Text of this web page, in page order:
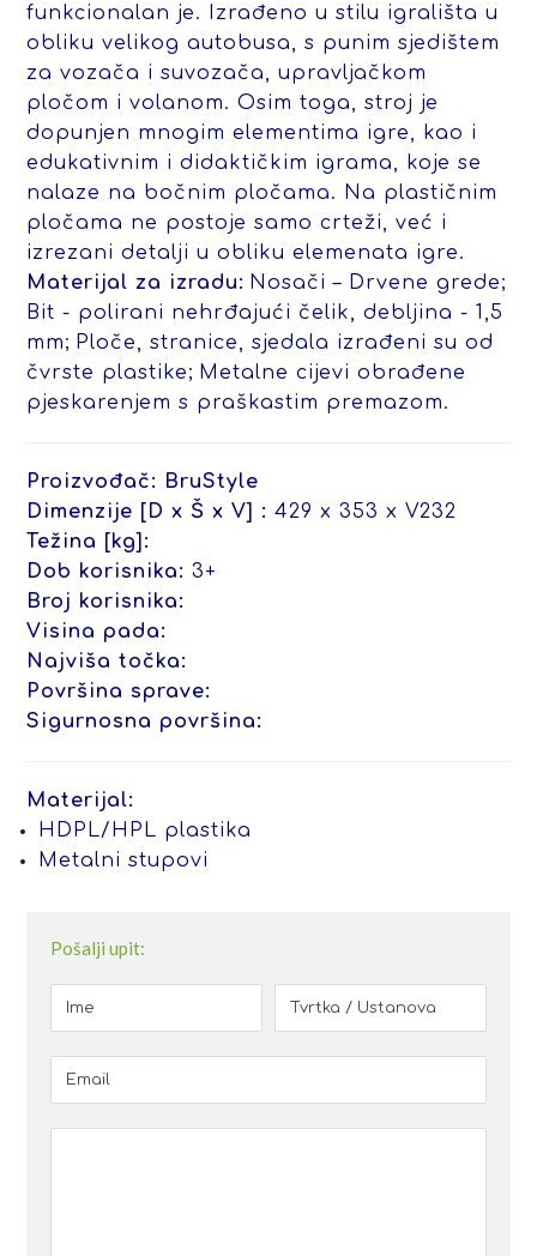
funkcionalan je. Izrađeno u stilu igrališta u
obliku velikog autobusa, s punim sjedištem
za vozača i suvozača, upravljačkom
pločom i volanom. Osim toga, stroj je
dopunjen mnogim elementima igre, kao i
edukativnim i didaktičkim igrama, koje se
nalaze na bočnim pločama. Na plastičnim
pločama ne postoje samo crteži, već i
izrezani detalji u obliku elemenata igre.
Materijal za izradu: Nosači – Drvene grede;
Bit - polirani nehrđajući čelik, debljina - 1,5
mm; Ploče, stranice, sjedala izrađeni su od
čvrste plastike; Metalne cijevi obrađene
pjeskarenjem s praškastim premazom.
Proizvođač: BruStyle
Dimenzije [D x Š x V] : 429 x 353 x V232
Težina [kg]:
Dob korisnika: 3+
Broj korisnika:
Visina pada:
Najviša točka:
Površina sprave:
Sigurnosna površina:
Materijal:
HDPL/HPL plastika
Metalni stupovi
Pošalji upit: